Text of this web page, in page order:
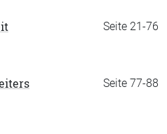
Seite 21-76
Seite 77-88